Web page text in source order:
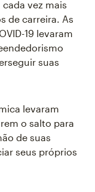
vez mais
de carreira. As
19 levaram
suas
levaram
o salto para
de suas
seus próprios